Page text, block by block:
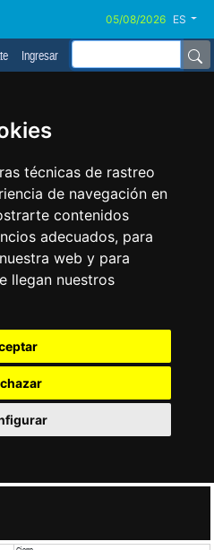
técnicas de rastreo
de navegación en
contenidos
adecuados, para
web y para
llegan nuestros
ES
Ingresar